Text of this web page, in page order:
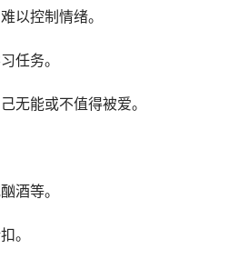
以控制情绪。
任务。
能或不值得被爱。
酒等。
。